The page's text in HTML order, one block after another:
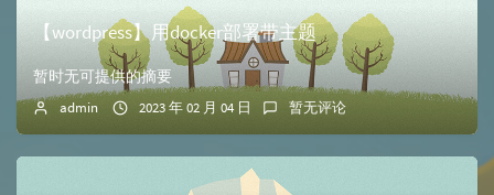
【wordpress】用docker部署带主题
暂时无可提供的摘要
admin 2023 年 02 月 04 日 暂无评论